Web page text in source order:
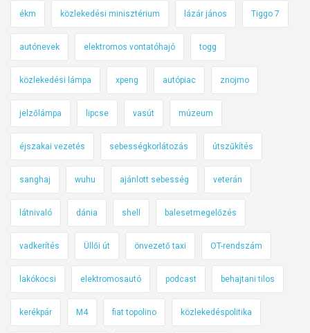
ékm közlekedési minisztérium lázár jános Tiggo 7
autónevek elektromos vontatóhajó togg
közlekedési lámpa xpeng autópiac znojmo
jelzőlámpa lipcse vasút múzeum
éjszakai vezetés sebességkorlátozás útszűkítés
sanghaj wuhu ajánlott sebesség veterán
látnivaló dánia shell balesetmegelőzés
vadkerítés Üllői út önvezető taxi OT-rendszám
lakókocsi elektromosautó podcast behajtani tilos
kerékpár M4 fiat topolino közlekedéspolitika